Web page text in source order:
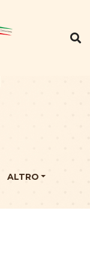
ALTRO